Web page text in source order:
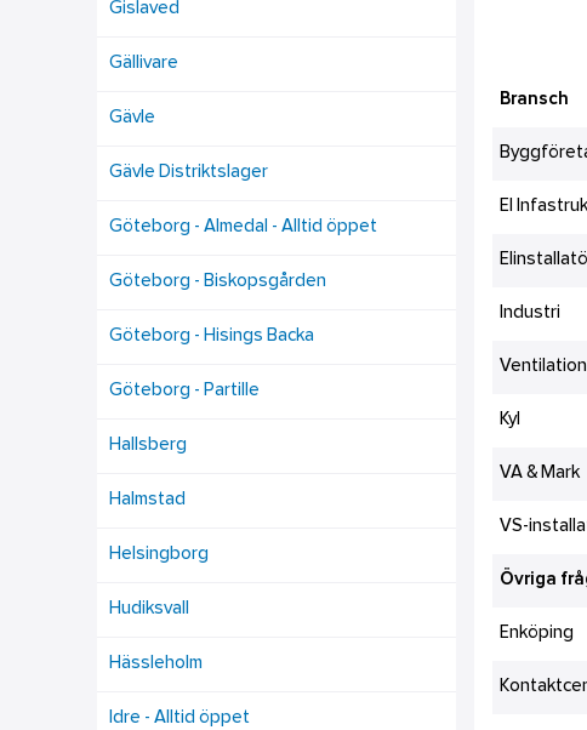
Gislaved
Gällivare
Gävle
Gävle Distriktslager
Göteborg - Almedal - Alltid öppet
Göteborg - Biskopsgården
Göteborg - Hisings Backa
Göteborg - Partille
Hallsberg
Halmstad
Helsingborg
Hudiksvall
Hässleholm
Idre - Alltid öppet
Bransch
El
Industri
Kyl
VA & Mark
VS-
Övriga
Enköping